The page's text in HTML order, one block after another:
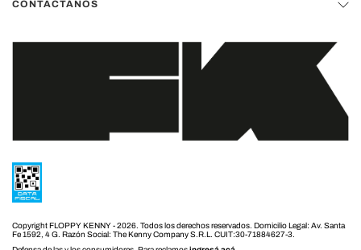
CONTACTÁNOS
Copyright FLOPPY KENNY - 2026. Todos los derechos reservados.